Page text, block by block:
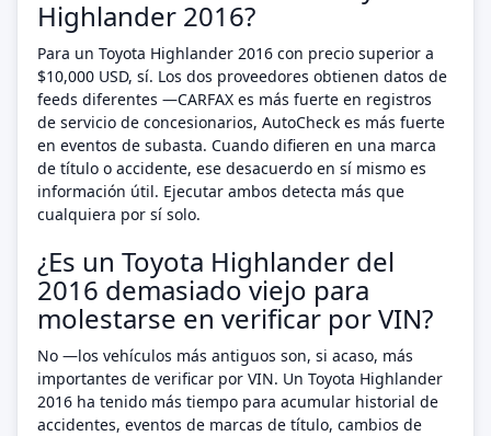
Highlander 2016?
Para un Toyota Highlander 2016 con precio superior a
$10,000 USD, sí. Los dos proveedores obtienen datos de
feeds diferentes —CARFAX es más fuerte en registros
de servicio de concesionarios, AutoCheck es más fuerte
en eventos de subasta. Cuando difieren en una marca
de título o accidente, ese desacuerdo en sí mismo es
información útil. Ejecutar ambos detecta más que
cualquiera por sí solo.
¿Es un Toyota Highlander del
2016 demasiado viejo para
molestarse en verificar por VIN?
No —los vehículos más antiguos son, si acaso, más
importantes de verificar por VIN. Un Toyota Highlander
2016 ha tenido más tiempo para acumular historial de
accidentes, eventos de marcas de título, cambios de